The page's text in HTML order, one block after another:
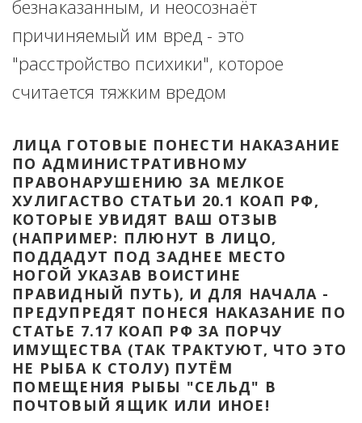
безнаказанным, и неосознаёт
причиняемый им вред - это
"расстройство психики", которое
считается тяжким вредом
ЛИЦА ГОТОВЫЕ ПОНЕСТИ НАКАЗАНИЕ
ПО АДМИНИСТРАТИВНОМУ
ПРАВОНАРУШЕНИЮ ЗА МЕЛКОЕ
ХУЛИГАСТВО СТАТЬИ 20.1 КОАП РФ,
КОТОРЫЕ УВИДЯТ ВАШ ОТЗЫВ
(НАПРИМЕР: ПЛЮНУТ В ЛИЦО,
ПОДДАДУТ ПОД ЗАДНЕЕ МЕСТО
НОГОЙ УКАЗАВ ВОИСТИНЕ
ПРАВИДНЫЙ ПУТЬ), И ДЛЯ НАЧАЛА -
ПРЕДУПРЕДЯТ ПОНЕСЯ НАКАЗАНИЕ ПО
СТАТЬЕ 7.17 КОАП РФ ЗА ПОРЧУ
ИМУЩЕСТВА (ТАК ТРАКТУЮТ, ЧТО ЭТО
НЕ РЫБА К СТОЛУ) ПУТЁМ
ПОМЕЩЕНИЯ РЫБЫ "СЕЛЬД" В
ПОЧТОВЫЙ ЯЩИК ИЛИ ИНОЕ!